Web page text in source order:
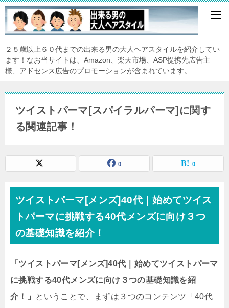
２５歳以上６０代までの出来る男の大人ヘアスタイルを紹介してい
ます！なお当サイトは、Amazon、楽天市場、ASP提携先広告主
様、アドセンス広告のプロモーションが含まれています。
ツイストパーマ[スパイラルパーマ]に関す
る関連記事！
0 0
ツイストパーマ[メンズ]40代｜始めてツイス
トパーマに挑戦する40代メンズに向け３つ
の基礎知識を紹介！
「ツイストパーマ[メンズ]40代｜始めてツイストパーマ
に挑戦する40代メンズに向け３つの基礎知識を紹
介！」
ということで、まずは３つのコンテンツ「40代